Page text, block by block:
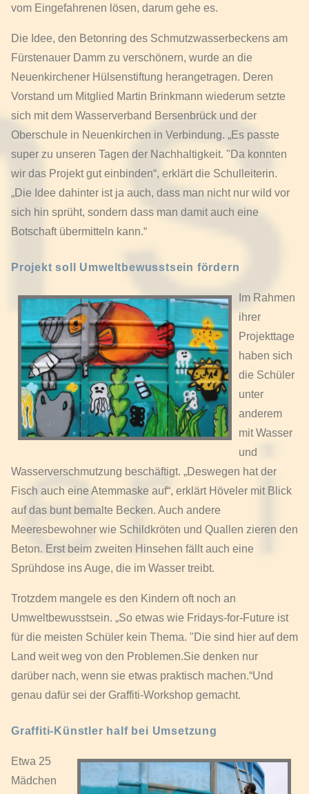
vom Eingefahrenen lösen, darum gehe es.
Die Idee, den Betonring des Schmutzwasserbeckens am
Fürstenauer Damm zu verschönern, wurde an die
Neuenkirchener Hülsenstiftung herangetragen. Deren
Vorstand um Mitglied Martin Brinkmann wiederum setzte
sich mit dem Wasserverband Bersenbrück und der
Oberschule in Neuenkirchen in Verbindung. „Es passte
super zu unseren Tagen der Nachhaltigkeit. "Da konnten
wir das Projekt gut einbinden“, erklärt die Schulleiterin.
„Die Idee dahinter ist ja auch, dass man nicht nur wild vor
sich hin sprüht, sondern dass man damit auch eine
Botschaft übermitteln kann.“
Projekt soll Umweltbewusstsein fördern
Im Rahmen
ihrer
Projekttage
haben sich
die Schüler
unter
anderem
mit Wasser
und
Wasserverschmutzung beschäftigt. „Deswegen hat der
Fisch auch eine Atemmaske auf“, erklärt Höveler mit Blick
auf das bunt bemalte Becken. Auch andere
Meeresbewohner wie Schildkröten und Quallen zieren den
Beton. Erst beim zweiten Hinsehen fällt auch eine
Sprühdose ins Auge, die im Wasser treibt.
Trotzdem mangele es den Kindern oft noch an
Umweltbewusstsein. „So etwas wie Fridays-for-Future ist
für die meisten Schüler kein Thema. "Die sind hier auf dem
Land weit weg von den Problemen.Sie denken nur
darüber nach, wenn sie etwas praktisch machen.“Und
genau dafür sei der Graffiti-Workshop gemacht.
Graffiti-Künstler half bei Umsetzung
Etwa 25
Mädchen